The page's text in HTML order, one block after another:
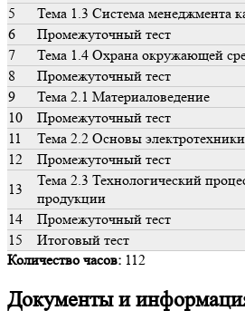
5
Тема 1.3 Система менеджмента
6
Промежуточный тест
7
Тема 1.4 Охрана окружающей
8
Промежуточный тест
9
Тема 2.1 Материаловедение
10
Промежуточный тест
11
Тема 2.2 Основы электротехники
12
Промежуточный тест
13
Тема 2.3 Технологический
продукции
14
Промежуточный тест
15
Итоговый тест
Количество часов: 112
Документы и